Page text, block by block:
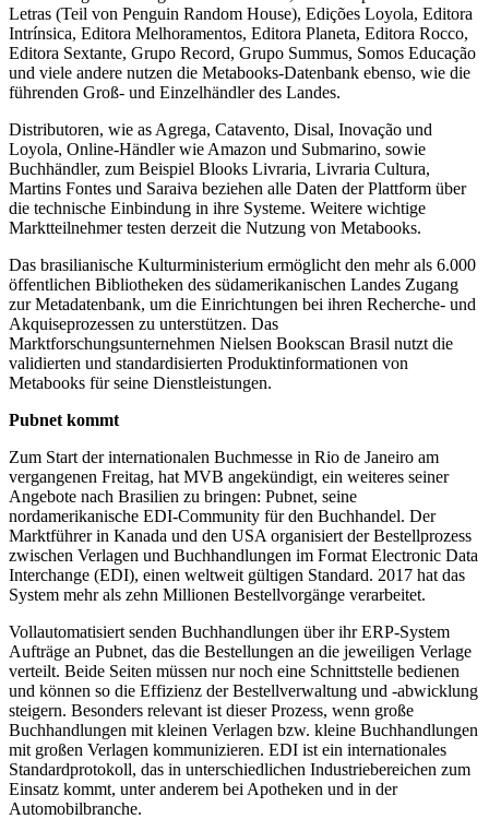
Letras (Teil von Penguin Random House), Edições Loyola, Editora
Intrínsica, Editora Melhoramentos, Editora Planeta, Editora Rocco,
Editora Sextante, Grupo Record, Grupo Summus, Somos Educação
und viele andere nutzen die Metabooks-Datenbank ebenso, wie die
führenden Groß- und Einzelhändler des Landes.
Distributoren, wie as Agrega, Catavento, Disal, Inovação und
Loyola, Online-Händler wie Amazon und Submarino, sowie
Buchhändler, zum Beispiel Blooks Livraria, Livraria Cultura,
Martins Fontes und Saraiva beziehen alle Daten der Plattform über
die technische Einbindung in ihre Systeme. Weitere wichtige
Marktteilnehmer testen derzeit die Nutzung von Metabooks.
Das brasilianische Kulturministerium ermöglicht den mehr als 6.000
öffentlichen Bibliotheken des südamerikanischen Landes Zugang
zur Metadatenbank, um die Einrichtungen bei ihren Recherche- und
Akquiseprozessen zu unterstützen. Das
Marktforschungsunternehmen Nielsen Bookscan Brasil nutzt die
validierten und standardisierten Produktinformationen von
Metabooks für seine Dienstleistungen.
Pubnet kommt
Zum Start der internationalen Buchmesse in Rio de Janeiro am
vergangenen Freitag, hat MVB angekündigt, ein weiteres seiner
Angebote nach Brasilien zu bringen: Pubnet, seine
nordamerikanische EDI-Community für den Buchhandel. Der
Marktführer in Kanada und den USA organisiert der Bestellprozess
zwischen Verlagen und Buchhandlungen im Format Electronic Data
Interchange (EDI), einen weltweit gültigen Standard. 2017 hat das
System mehr als zehn Millionen Bestellvorgänge verarbeitet.
Vollautomatisiert senden Buchhandlungen über ihr ERP-System
Aufträge an Pubnet, das die Bestellungen an die jeweiligen Verlage
verteilt. Beide Seiten müssen nur noch eine Schnittstelle bedienen
und können so die Effizienz der Bestellverwaltung und -abwicklung
steigern. Besonders relevant ist dieser Prozess, wenn große
Buchhandlungen mit kleinen Verlagen bzw. kleine Buchhandlungen
mit großen Verlagen kommunizieren. EDI ist ein internationales
Standardprotokoll, das in unterschiedlichen Industriebereichen zum
Einsatz kommt, unter anderem bei Apotheken und in der
Automobilbranche.